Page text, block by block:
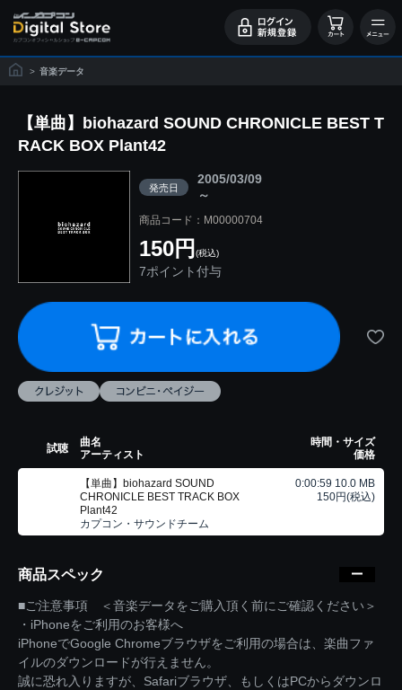
> 音楽データ
【単曲】biohazard SOUND CHRONICLE BEST T
RACK BOX Plant42
発売日
2005/03/09
～
商品コード：M00000704
150円 (税込)
7ポイント付与
試聴
曲名
アーティスト
時間・サイズ
価格
【単曲】biohazard SOUND
CHRONICLE BEST TRACK BOX
Plant42
カプコン・サウンドチーム
0:00:59 10.0 MB
150円(税込)
商品スペック
■ご注意事項 ＜音楽データをご購入頂く前にご確認ください＞
・iPhoneをご利用のお客様へ
iPhoneでGoogle Chromeブラウザをご利用の場合は、楽曲ファ
イルのダウンロードが行えません。
誠に恐れ入りますが、Safariブラウザ、もしくはPCからダウンロ